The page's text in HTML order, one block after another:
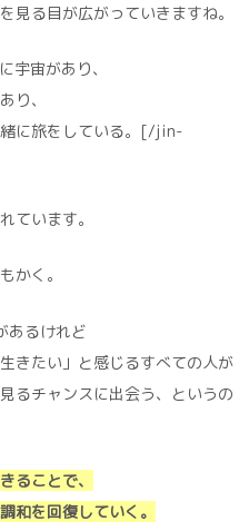
見る目が広がっていきますね。
宙があり、
り、
緒に旅をしている。[/jin-
ています。
かく。
あるけれど
きたい」と感じるすべての人が
るチャンスに出会う、というの
ることで、
和を回復していく。